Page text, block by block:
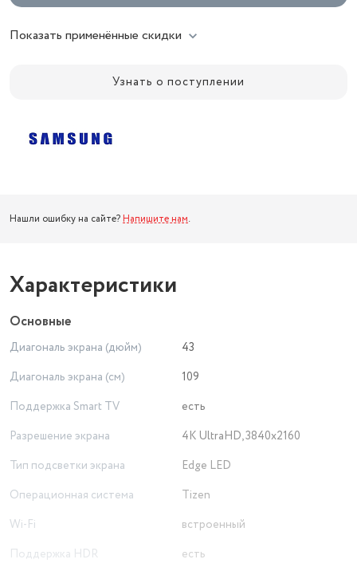
Показать применённые скидки
Узнать о поступлении
Нашли ошибку на сайте? Напишите нам.
Характеристики
Основные
Диагональ экрана (дюйм)
43
Диагональ экрана (см)
109
Поддержка Smart TV
есть
Разрешение экрана
4K UltraHD, 3840x2160
Тип подсветки экрана
Edge LED
Операционная система
Tizen
Wi-Fi
встроенный
Поддержка HDR
есть